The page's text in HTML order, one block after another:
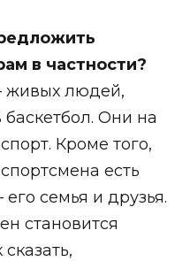
в частности?
людей,
Они на
Кроме того,
есть
семья и друзья.
становится